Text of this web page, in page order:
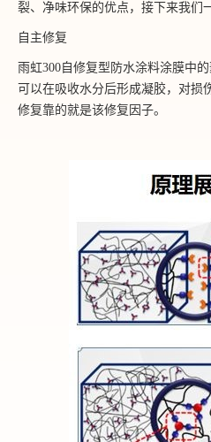
裂、净味环保的优点，接下来我们
自主修复
雨虹300自修复型防水涂料涂膜中
可以在吸收水分后形成凝胶，对损
修复靠的就是该修复因子。